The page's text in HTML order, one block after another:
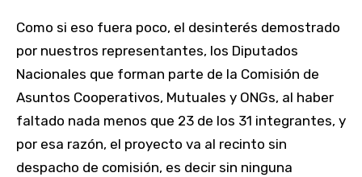
Como si eso fuera poco, el desinterés demostrado
por nuestros representantes, los Diputados
Nacionales que forman parte de la Comisión de
Asuntos Cooperativos, Mutuales y ONGs, al haber
faltado nada menos que 23 de los 31 integrantes, y
por esa razón, el proyecto va al recinto sin
despacho de comisión, es decir sin ninguna